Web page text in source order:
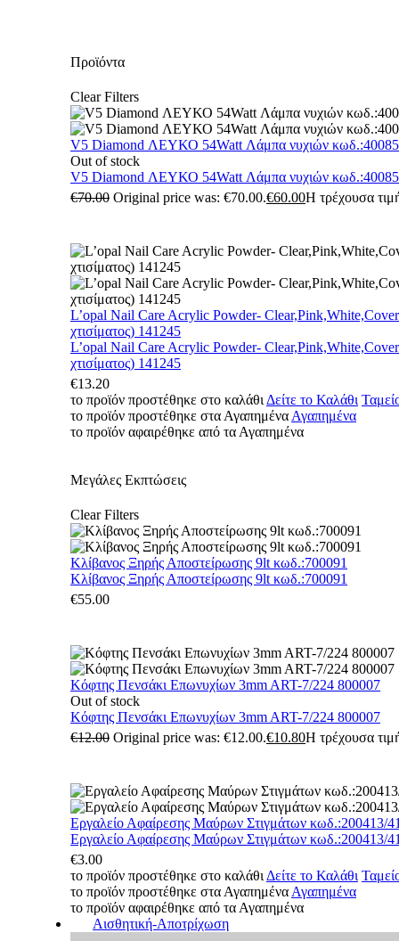
Προϊόντα
Clear Filters
V5 Diamond ΛΕΥΚΟ 54Watt Λάμπα νυχιών
Out of stock
V5 Diamond ΛΕΥΚΟ 54Watt Λάμπα νυχιών
€70.00 Original price was: €70.00.€60.00Η τρέχουσα
L’opal Nail Care Acrylic Powder-
χτισίματος) 141245
L’opal Nail Care Acrylic Powder-
χτισίματος) 141245
€13.20
το προϊόν προστέθηκε στο καλάθι Δείτε το Καλάθι
το προϊόν προστέθηκε στα Αγαπημένα Αγαπημένα
το προϊόν αφαιρέθηκε από τα Αγαπημένα
Μεγάλες Εκπτώσεις
Clear Filters
Κλίβανος Ξηρής Αποστείρωσης 9lt κωδ.:700091
Κλίβανος Ξηρής Αποστείρωσης 9lt κωδ.:700091
€55.00
Κόφτης Πενσάκι Επωνυχίων 3mm ART-7/224 800007
Out of stock
Κόφτης Πενσάκι Επωνυχίων 3mm ART-7/224 800007
€12.00 Original price was: €12.00.€10.80Η τρέχουσα
Εργαλείο Αφαίρεσης Μαύρων Στιγμάτων κωδ.:200413/
Εργαλείο Αφαίρεσης Μαύρων Στιγμάτων κωδ.:200413/
€3.00
το προϊόν προστέθηκε στο καλάθι Δείτε το Καλάθι
το προϊόν προστέθηκε στα Αγαπημένα Αγαπημένα
το προϊόν αφαιρέθηκε από τα Αγαπημένα
Αισθητική-Αποτρίχωση